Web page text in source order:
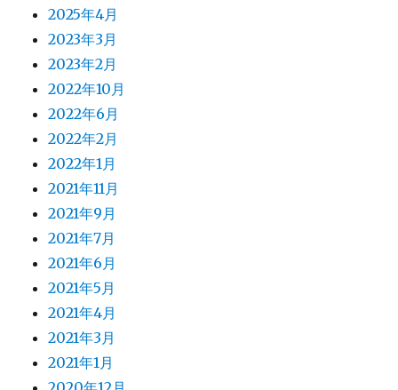
2025年4月
2023年3月
2023年2月
2022年10月
2022年6月
2022年2月
2022年1月
2021年11月
2021年9月
2021年7月
2021年6月
2021年5月
2021年4月
2021年3月
2021年1月